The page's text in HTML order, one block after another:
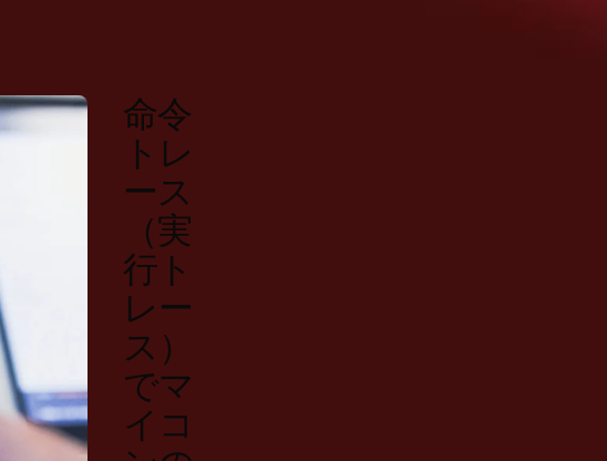
命令
トレ
ース
（実
行ト
レー
ス）
でマ
イコ